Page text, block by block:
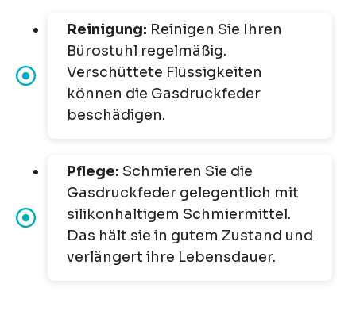
Reinigung: Reinigen Sie Ihren
Bürostuhl regelmäßig.
Verschüttete Flüssigkeiten
können die Gasdruckfeder
beschädigen.
Pflege: Schmieren Sie die
Gasdruckfeder gelegentlich mit
silikonhaltigem Schmiermittel.
Das hält sie in gutem Zustand und
verlängert ihre Lebensdauer.